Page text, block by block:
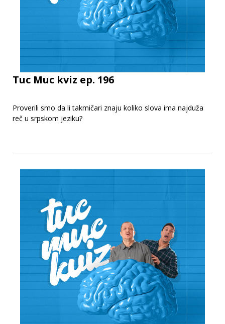
Tuc Muc kviz ep. 196
Proverili smo da li takmičari znaju koliko slova ima najduža
reč u srpskom jeziku?